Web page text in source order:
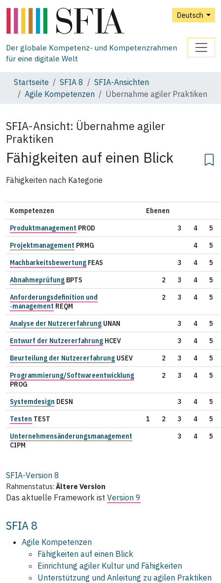
Deutsch
Der globale Kompetenz- und Kompetenzrahmen
für eine digitale Welt
Startseite SFIA 8
SFIA‑Ansichten
Agile Kompetenzen
Übernahme agiler Praktiken
SFIA-Ansicht: Übernahme agiler
Praktiken
Fähigkeiten auf einen Blick
Fähigkeiten nach Kategorie
Kompetenzen
Ebenen
Produktmanagement PROD 3 4
5
Projektmanagement PRMG 4
5
Machbarkeitsbewertung FEAS 3 4
5
Abnahmeprüfung BPTS 2 3 4
5
Anforderungsdefinition und
‑management REQM
2 3 4 5
Analyse der Nutzererfahrung UNAN 3 4
5
Entwurf der Nutzererfahrung HCEV 3 4
5
Beurteilung der Nutzererfahrung USEV 2 3 4
5
Programmierung/Softwareentwicklung
PROG
2 3 4 5
Systemdesign DESN 3 4
5
Testen TEST 1 2 3 4
5
Unternehmensänderungsmanagement
CIPM
3 4 5
SFIA-Version 8
Rahmenstatus: Ältere Version
Das aktuelle Framework ist Version 9
SFIA 8
Agile Kompetenzen
Fähigkeiten auf einen Blick
Einrichtung agiler Kultur und Fähigkeiten
Unterstützung und Anleitung zu agilen Praktiken